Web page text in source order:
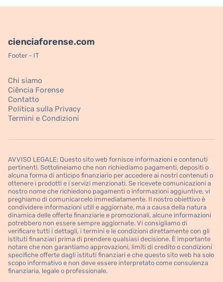
cienciaforense.com
Footer - IT
Chi siamo
Ciência Forense
Contatto
Politica sulla Privacy
Termini e Condizioni
AVVISO LEGALE: Questo sito web fornisce informazioni e contenuti
pertinenti. Sottolineiamo che non richiediamo pagamenti, depositi o
alcuna forma di anticipo finanziario per accedere ai nostri contenuti o
ottenere i prodotti e i servizi menzionati. Se ricevete comunicazioni a
nostro nome che richiedono pagamenti o informazioni aggiuntive, vi
preghiamo di comunicarcelo immediatamente. Il nostro obiettivo è
condividere informazioni utili e aggiornate, ma a causa della natura
dinamica delle offerte finanziarie e promozionali, alcune informazioni
potrebbero non essere sempre aggiornate. Vi consigliamo di
verificare tutti i dettagli, i termini e le condizioni direttamente con gli
istituti finanziari prima di prendere qualsiasi decisione. È importante
notare che non garantiamo approvazioni, limiti di credito o condizioni
specifiche offerte dagli istituti finanziari e che questo sito web ha solo
scopo informativo e non deve essere interpretato come consulenza
finanziaria, legale o professionale.